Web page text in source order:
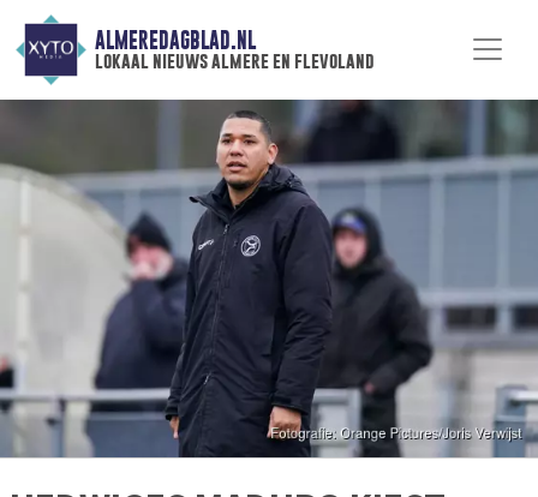
ALMEREDAGBLAD.NL
lokaal nieuws almere en flevoland